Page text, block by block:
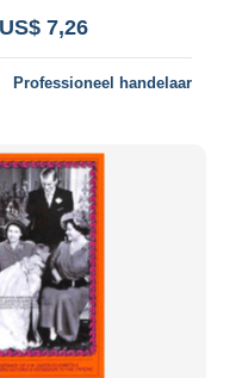
7,26
Professioneel handelaar